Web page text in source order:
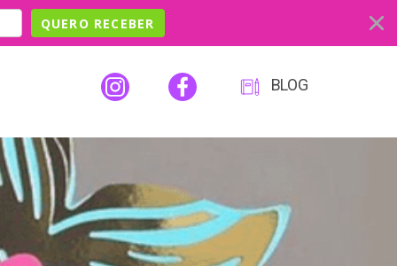
QUERO RECEBER
BLOG